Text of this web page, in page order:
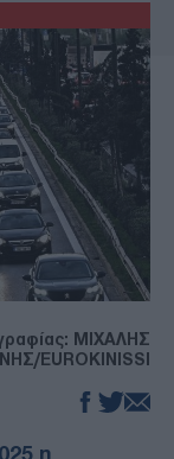
ΜΙΧΑΛΗΣ
EUROKINISSI
η